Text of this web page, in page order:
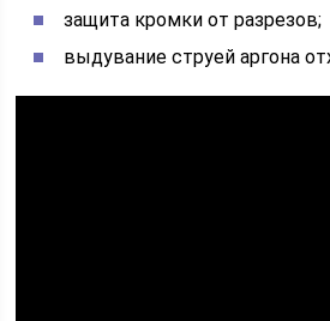
защита кромки от разрезов;
выдувание струей аргона